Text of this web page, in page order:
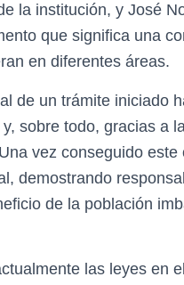
la institución, y José
que significa una
en diferentes áreas.
de un trámite iniciado
sobre todo, gracias a
vez conseguido
demostrando
de la población
las leyes en